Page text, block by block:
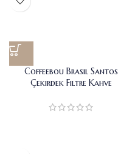
Coffeebou Brasil Santos
Çekirdek Filtre Kahve